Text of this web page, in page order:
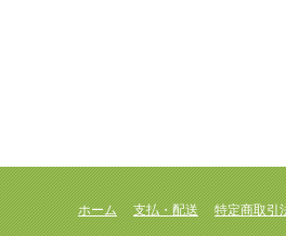
ホーム 支払・配送 特定商取引